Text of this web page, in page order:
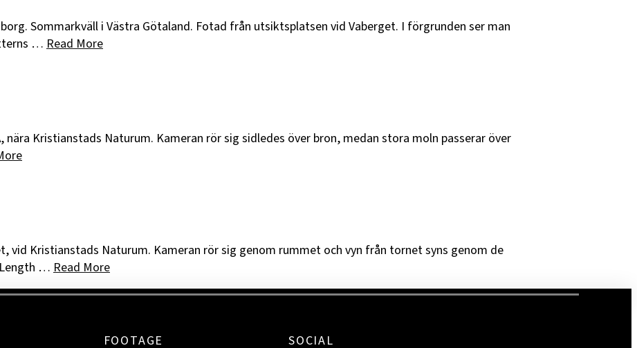
Sommarkväll i Västra Götaland. Fotad från utsiktsplatsen vid Vaberget. I förgrunden ser man
… Read More
Kristianstads Naturum. Kameran rör sig sidledes över bron, medan stora moln passerar över
Kristianstads Naturum. Kameran rör sig genom rummet och vyn från tornet syns genom de
… Read More
FOOTAGE SOCIAL